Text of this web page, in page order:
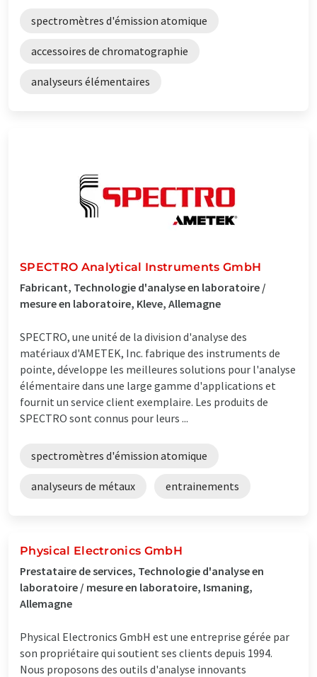
spectromètres d'émission atomique
accessoires de chromatographie
analyseurs élémentaires
SPECTRO Analytical Instruments GmbH
Fabricant, Technologie d'analyse en laboratoire /
mesure en laboratoire, Kleve, Allemagne
SPECTRO, une unité de la division d'analyse des
matériaux d'AMETEK, Inc. fabrique des instruments de
pointe, développe les meilleures solutions pour l'analyse
élémentaire dans une large gamme d'applications et
fournit un service client exemplaire. Les produits de
SPECTRO sont connus pour leurs ...
spectromètres d'émission atomique
analyseurs de métaux entrainements
Physical Electronics GmbH
Prestataire de services, Technologie d'analyse en
laboratoire / mesure en laboratoire, Ismaning,
Allemagne
Physical Electronics GmbH est une entreprise gérée par
son propriétaire qui soutient ses clients depuis 1994.
Nous proposons des outils d'analyse innovants